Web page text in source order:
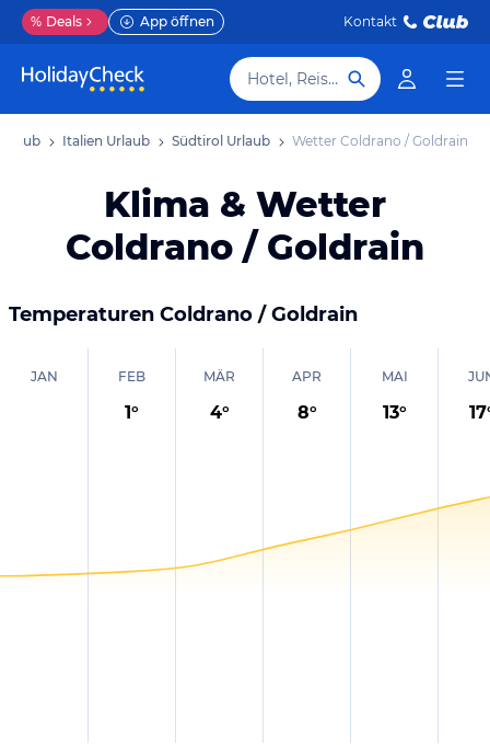
% Deals App öffnen Kontakt
Hotel, Reiseziel
Italien Urlaub Südtirol Urlaub Wetter Coldrano / Goldrain
Klima & Wetter
Coldrano / Goldrain
Temperaturen Coldrano / Goldrain
JAN FEB
1°
MÄR
4°
APR
8°
MAI
13° 17